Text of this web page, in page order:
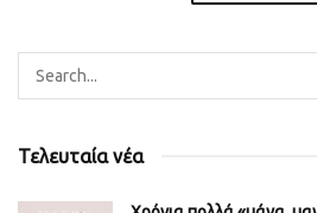
Τελευταία νέα